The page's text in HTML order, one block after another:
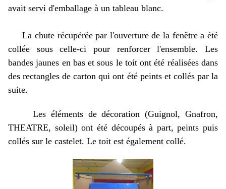
avait servi d'emballage à un tableau blanc.
La chute récupérée par l'ouverture de la fenêtre a été
collée sous celle-ci pour renforcer l'ensemble. Les
bandes jaunes en bas et sous le toit ont été réalisées dans
des rectangles de carton qui ont été peints et collés par la
suite.
Les éléments de décoration (Guignol, Gnafron,
THEATRE, soleil) ont été découpés à part, peints puis
collés sur le castelet. Le toit est également collé.